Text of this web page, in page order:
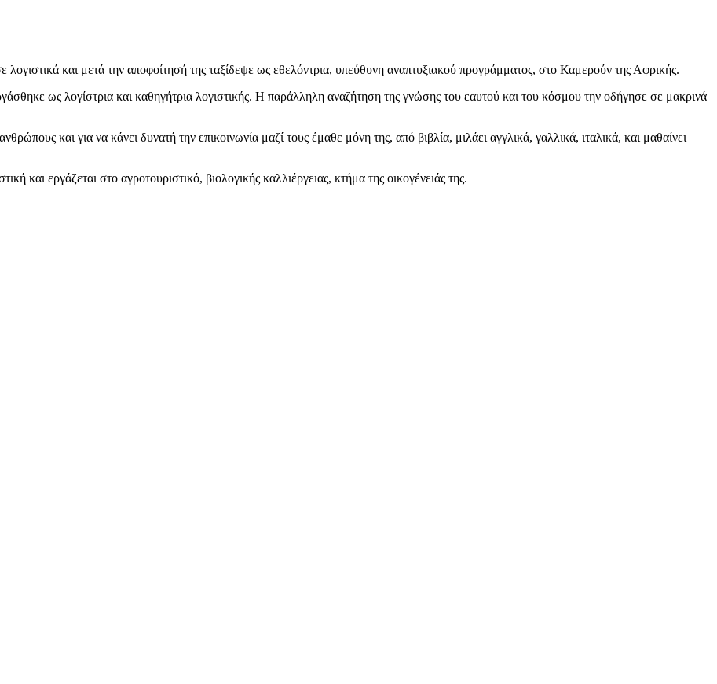
και μετά την αποφοίτησή της ταξίδεψε ως εθελόντρια, υπεύθυνη αναπτυξιακού προγράμματος, στο Καμερούν της Αφρικής.
ως λογίστρια και καθηγήτρια λογιστικής. Η παράλληλη αναζήτηση της γνώσης του εαυτού και του κόσμου την οδήγησε σε μακρινά
και για να κάνει δυνατή την επικοινωνία μαζί τους έμαθε μόνη της, από βιβλία, μιλάει αγγλικά, γαλλικά, ιταλικά, και μαθαίνει
και εργάζεται στο αγροτουριστικό, βιολογικής καλλιέργειας, κτήμα της οικογένειάς της.